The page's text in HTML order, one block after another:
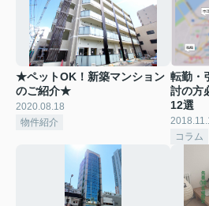
★ペットOK！新築マンション
のご紹介★
2020.08.18
物件紹介
転勤・
討の方
12選
コラム